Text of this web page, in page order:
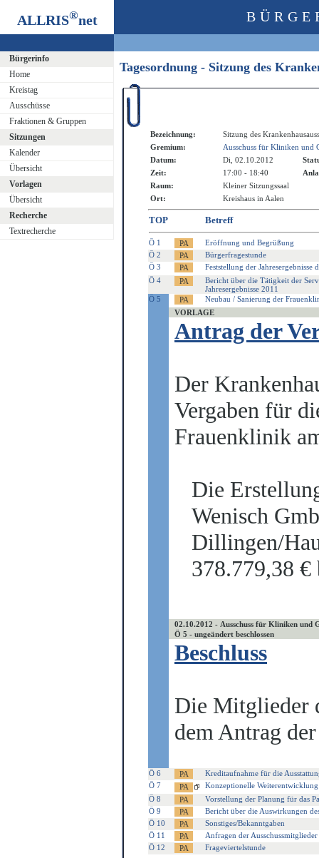
ALLRIS®net
Bürgerinfo
Home
Kreistag
Ausschüsse
Fraktionen & Gruppen
Sitzungen
Kalender
Übersicht
Vorlagen
Übersicht
Recherche
Textrecherche
Tagesordnung - Sitzung des
Bezeichnung:
Sitzung des
Gremium:
Ausschuss für Kliniken und
Datum:
Di, 02.10.2012
Zeit:
17:00 - 18:40
Raum:
Kleiner Sitzungssaal
Ort:
Kreishaus in Aalen
TOP Betreff
Ö 1
Eröffnung und Begrüßung
Ö 2
Bürgerfragestunde
Ö 3
Feststellung der
Ö 4
Bericht über die Tätigkeit der
Jahresergebnisse 2011
Ö 5
Neubau / Sanierung der
VORLAGE
Antrag der
Der
Vergaben für
Frauenklinik
Die
Wenisch
Dillingen/
378.779,38
02.10.2012 - Ausschuss für Kliniken und
Ö 5 - ungeändert beschlossen
Beschluss
Die Mitglieder
dem Antrag
Ö 6
Kreditaufnahme für die
Ö 7
Konzeptionelle
Ö 8
Vorstellung der Planung für das
Ö 9
Bericht über die Auswirkungen
Ö 10
Sonstiges/Bekanntgaben
Ö 11
Anfragen der Ausschussmitglieder
Ö 12
Frageviertelstunde